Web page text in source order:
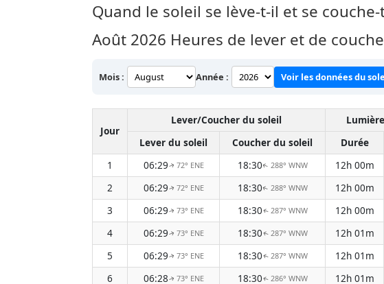
Quand le soleil se lève-t-il et se
Août 2026 Heures de lever et de
Mois : Année : Voir les données du
Jour
Lever/Coucher du soleil
Lever du soleil
Coucher du soleil Durée
1
06:29↑ 72° ENE 18:30↑ 288° WNW 12h 00m
2
06:29↑ 72° ENE 18:30↑ 288° WNW 12h 00m
3
06:29↑ 73° ENE 18:30↑ 287° WNW 12h 00m
4
06:29↑ 73° ENE 18:30↑ 287° WNW 12h 01m
5
06:29↑ 73° ENE 18:30↑ 287° WNW 12h 01m
6
06:28↑ 73° ENE 18:30↑ 286° WNW 12h 01m